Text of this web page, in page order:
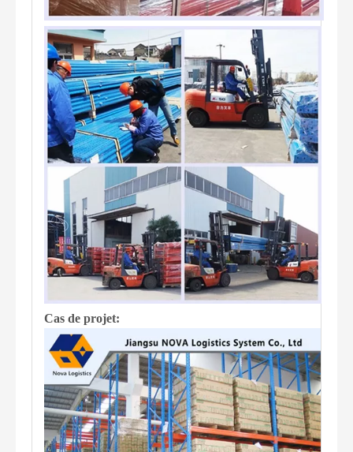
Cas de projet: